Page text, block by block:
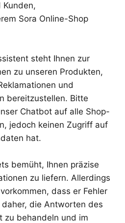
Kunden,
Sora Online-Shop
steht Ihnen zur
zu unseren Produkten,
und
bereitzustellen. Bitte
Chatbot auf alle Shop-
jedoch keinen Zugriff auf
hat.
bemüht, Ihnen präzise
zu liefern. Allerdings
dass er Fehler
die Antworten des
zu behandeln und im